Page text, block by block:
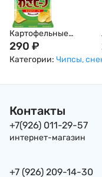
Картофельные
чипсы с острым
васаби и говядиной
Yamayoshi Ямайоши
290 ₽
Категории: Чипсы,
Контакты
+7(926) 011-29-57
интернет-магазин
+7 (926) 209-14-30